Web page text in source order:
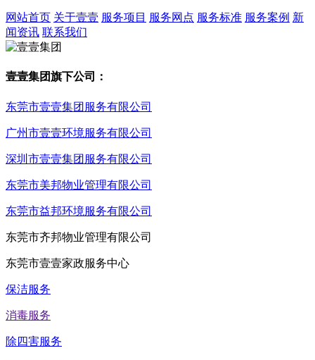
网站首页 关于壹壹 服务项目 服务网点 服务标准 服务案例 新
闻资讯 联系我们
壹壹集团旗下公司：
东莞市壹壹集团服务有限公司
广州市壹壹环境服务有限公司
深圳市壹壹集团服务有限公司
东莞市美邦物业管理有限公司
东莞市益邦环境服务有限公司
东莞市齐邦物业管理有限公司
东莞市壹壹家政服务中心
保洁服务
消毒服务
除四害服务